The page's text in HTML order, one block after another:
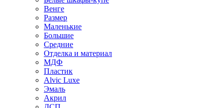
Венге
Размер
Маленькие
Большие
Средние
Отделка и материал
МДФ
Пластик
Alvic Luxe
Эмаль
Акрил